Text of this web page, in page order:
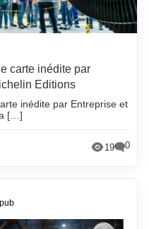
carte inédite par
Editions
inédite par Entreprise et
[…]
19 0